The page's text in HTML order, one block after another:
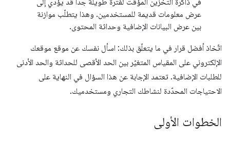
في ذاكرة التخزين المؤقت لفترة طويلة جدًا قد يؤدي إلى
عرض معلومات قديمة للمستخدمين. وهذا يتطلّب موازنة
بين عرض البيانات الإضافية وحداثة المحتوى.
اتّخاذ أفضل قرار في ما يتعلّق بذلك: اسأل نفسك عن موقع موقعك
الإلكتروني على المقياس المتغيّر بين الحد الأقصى للحداثة والحد الأدنى
للطلبات الإضافية. تعتمد الإجابة عن هذا السؤال في النهاية على
الاحتياجات المحدّدة لنشاطك التجاري ومستخدميك.
الخطوات الأولى